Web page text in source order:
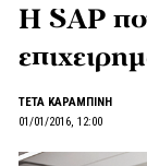
H SAP
ΤΕΤΑ ΚΑΡΑΜΠΙΝΗ
01/01/2016, 12:00